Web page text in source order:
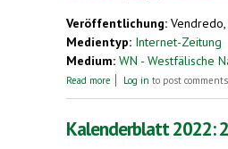
Veröffentlichung: Vendredo,
Medientyp: Internet-Zeitung
Medium: WN - Westfälische
Read more about Fasziniert von
Log in to post comments
Kalenderblatt 2022: